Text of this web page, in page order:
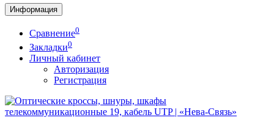
Информация
Сравнение0
Закладки0
Личный кабинет
Авторизация
Регистрация